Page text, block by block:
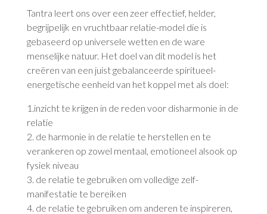
Tantra leert ons over een zeer effectief, helder,
begrijpelijk en vruchtbaar relatie-model die is
gebaseerd op universele wetten en de ware
menselijke natuur. Het doel van dit model is het
creëren van een juist gebalanceerde spiritueel-
energetische eenheid van het koppel met als doel:
1.inzicht te krijgen in de reden voor disharmonie in de
relatie
2. de harmonie in de relatie te herstellen en te
verankeren op zowel mentaal, emotioneel alsook op
fysiek niveau
3. de relatie te gebruiken om volledige zelf-
manifestatie te bereiken
4. de relatie te gebruiken om anderen te inspireren,